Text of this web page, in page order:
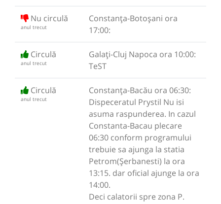
Nu circulă
anul trecut
Constanța-Botoșani ora
17:00:
Circulă
anul trecut
Galați-Cluj Napoca ora 10:00:
TeST
Circulă
anul trecut
Constanța-Bacău ora 06:30:
Dispeceratul Prystil Nu isi
asuma raspunderea. In cazul
Constanta-Bacau plecare
06:30 conform programului
trebuie sa ajunga la statia
Petrom(Șerbanesti) la ora
13:15. dar oficial ajunge la ora
14:00.
Deci calatorii spre zona P.